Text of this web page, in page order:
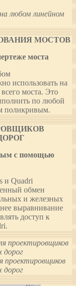
любом линейном
МОСТОВ
моста
использовать на
моста. Это
по любой
поликривым.
с помощью
и Quadri
обмен
и железных
выравнивание
доступ к
проектировщиков
дорог